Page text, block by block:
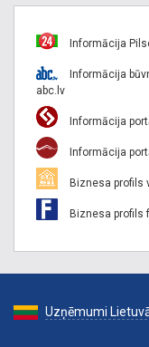
Informācija
Informācija
abc.lv
Informācija
Informācija
Biznesa profils
Biznesa profils
Uzņēmumi